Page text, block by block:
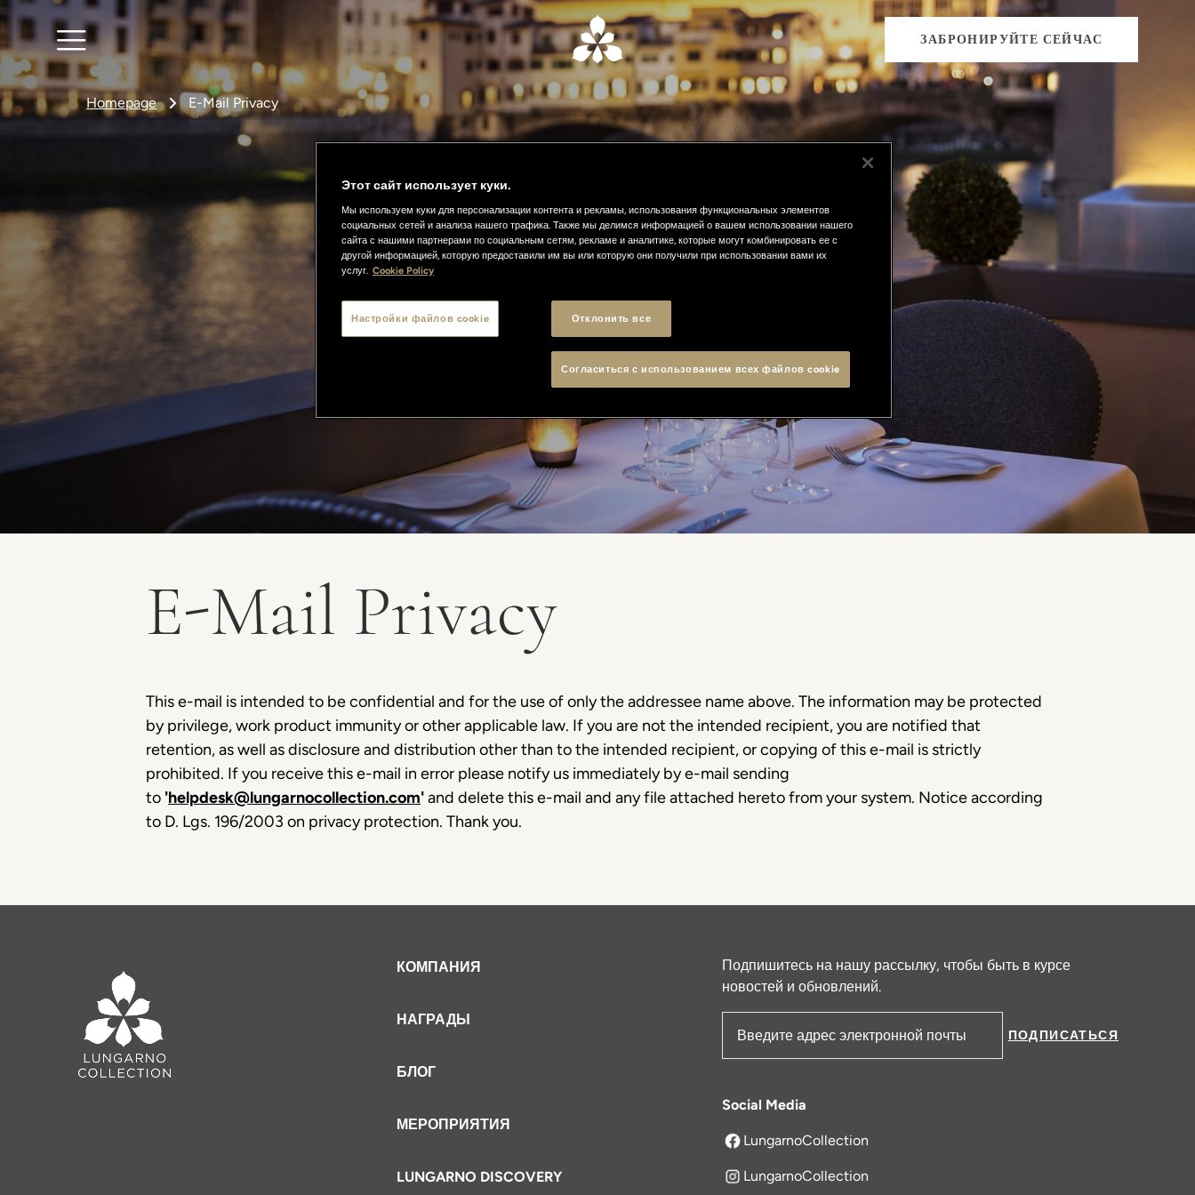
ЗАБРОНИРУЙТЕ СЕЙЧАС
Homepage E-Mail Privacy
E-Mail Privacy
This e-mail is intended to be confidential and for the use of only the addressee name above. The information may be protected
by privilege, work product immunity or other applicable law. If you are not the intended recipient, you are notified that
retention, as well as disclosure and distribution other than to the intended recipient, or copying of this e-mail is strictly
prohibited. If you receive this e-mail in error please notify us immediately by e-mail sending
to 'helpdesk@lungarnocollection.com'and delete this e-mail and any file attached hereto from your system. Notice according
to D. Lgs. 196/2003 on privacy protection. Thank you.
КОМПАНИЯ
НАГРАДЫ
БЛОГ
МЕРОПРИЯТИЯ
LUNGARNO DISCOVERY
Подпишитесь на нашу рассылку, чтобы быть в курсе
новостей и обновлений.
Адрес электронной почты
ПОДПИСАТЬСЯ
Social Media
LungarnoCollection
открывается в новой вкладке
LungarnoCollection
Этот сайт использует куки.
Мы используем куки для персонализации контента и рекламы, использования функциональных элементов
социальных сетей и анализа нашего трафика. Также мы делимся информацией о вашем использовании нашего
сайта с нашими партнерами по социальным сетям, рекламе и аналитике, которые могут комбинировать ее с
другой информацией, которую предоставили им вы или которую они получили при использовании вами их
услуг. Cookie Policy
Отклонить все
Согласиться с использованием всех файлов cookie
Настройки файлов cookie